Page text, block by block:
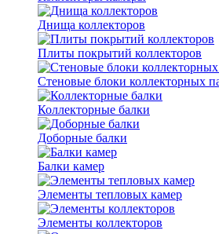
Днища коллекторов
Плиты покрытий коллекторов
Стеновые блоки коллекторных
Коллекторные балки
Доборные балки
Балки камер
Элементы тепловых камер
Элементы коллекторов